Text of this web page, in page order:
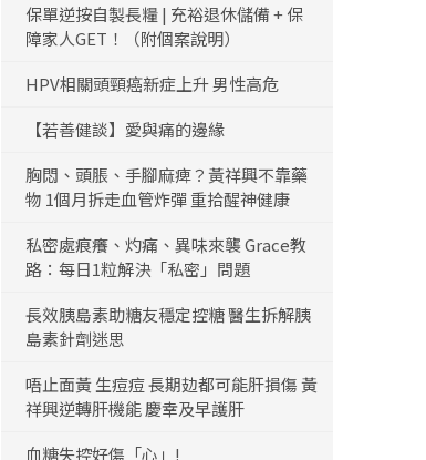
保單逆按自製長糧 | 充裕退休儲備 + 保
障家人GET！（附個案說明）
HPV相關頭頸癌新症上升 男性高危
【若善健談】愛與痛的邊緣
胸悶、頭脹、手腳麻痺？黃祥興不靠藥
物 1個月拆走血管炸彈 重拾醒神健康
私密處痕癢、灼痛、異味來襲 Grace教
路：每日1粒解決「私密」問題
長效胰島素助糖友穩定控糖 醫生拆解胰
島素針劑迷思
唔止面黃 生痘痘 長期攰都可能肝損傷 黃
祥興逆轉肝機能 慶幸及早護肝
血糖失控好傷「心」!